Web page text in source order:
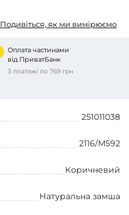
Подивіться, як ми вимірюємо
Оплата частинами
від ПриватБанк
3 платежі по 769 грн
251011038
2116/M592
Коричневий
Натуральна замша